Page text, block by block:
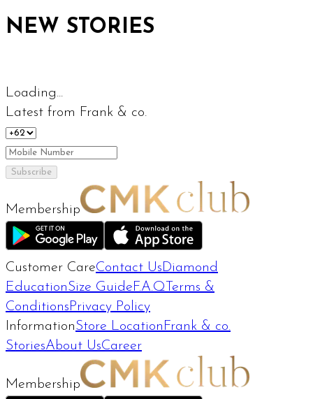
NEW STORIES
Loading...
Latest from Frank & co.
Subscribe
Membership
Customer CareContact Us Diamond
EducationSize Guide F.A.Q Terms &
Conditions Privacy Policy
InformationStore Location Frank & co.
StoriesAbout UsCareer
Membership